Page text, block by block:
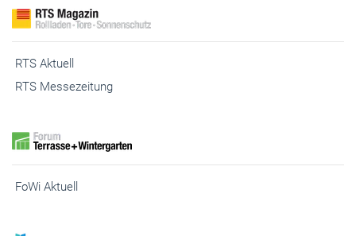
RTS Aktuell
RTS Messezeitung
FoWi Aktuell